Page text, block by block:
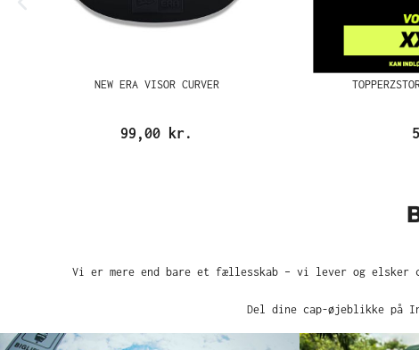
NEW ERA VISOR CURVER
99,00 kr.
Vi er mere end bare et fællesskab – vi lever og elsker
Del dine cap-øjeblikke på